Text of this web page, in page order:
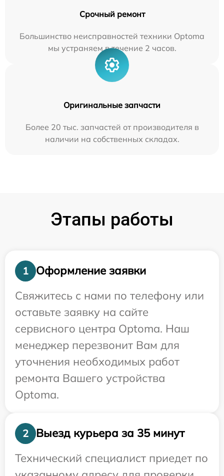
Срочный ремонт
Большинство неисправностей техники Optoma
мы устраняем в течение 2 часов.
Оригинальные запчасти
Более 20 тыс. запчастей от производителя в
наличии на собственных складах.
Этапы работы
1
Оформление заявки
Свяжитесь с нами по телефону или
оставьте заявку на сайте
сервисного центра Optoma. Наш
менеджер перезвонит Вам для
уточнения необходимых работ
ремонта Вашего устройства
Optoma.
2
Выезд курьера за 35 минут
Технический специалист приедет по